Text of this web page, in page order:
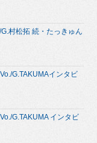
村松拓 続・たっきゅん
G.TAKUMAインタビ
G.TAKUMA インタビ